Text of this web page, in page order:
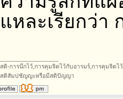
แหละเรียกว่า
สติ-การนึกไว้,การคุมจิตไว้กับอารมร์,การคุมจิต
สติสัมปชัญญะหรือมีสติปัญญา